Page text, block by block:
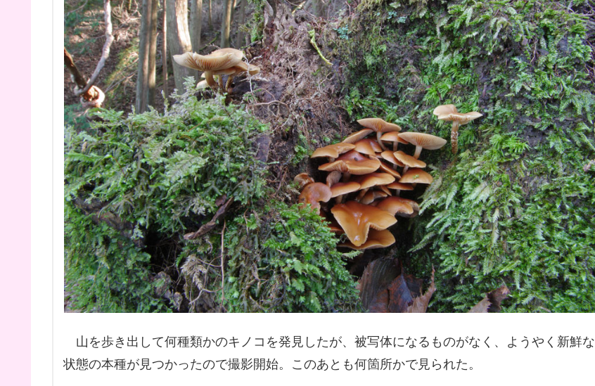
山を歩き出して何種類かのキノコを発見したが、被写体になるものがなく、ようやく新鮮な
状態の本種が見つかったので撮影開始。このあとも何箇所かで見られた。